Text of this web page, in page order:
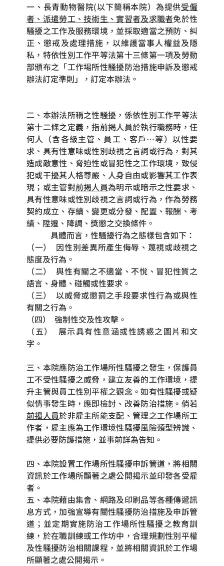
一、長青動物醫院(以下簡稱本院）為提供受僱
者、派遣勞工、技術生、實習者及求職者免於性
騷擾之工作及服務環境，並採取適當之預防、糾
正、懲戒及處理措施，以維護當事人權益及隱
私，特依性別工作平等法第十三條第一項及勞動
部頒布之「工作場所性騷擾防治措施申訴及懲戒
辦法訂定準則」，訂定本辦法。
二、本辦法所稱之性騷擾，係依性別工作平等法
第十二條之定義，指前揭人員於執行職務時，任
何人（含各級主管、員工、客戶…等）以性要
求、具有性意味或性別歧視之言詞或行為，對其
造成敵意性、脅迫性或冒犯性之工作環境，致侵
犯或干擾其人格尊嚴、人身自由或影響其工作表
現；或主管對前揭人員為明示或暗示之性要求、
具有性意味或性別歧視之言詞或行為，作為勞務
契約成立、存續、變更或分發、配置、報酬、考
績、陞遷、降調、獎懲之交換條件。
具體而言，性騷擾行為之態樣包含如下：
（一）  因性別差異所產生侮辱、蔑視或歧視之
態度及行為。
（二）  與性有關之不適當、不悅、冒犯性質之
語言、身體、碰觸或性要求。
（三）  以威脅或懲罰之手段要求性行為或與性
有關之行為。
（四）  強制性交及性攻擊。
（五）  展示具有性意涵或性誘惑之圖片和文
字。
三、本院應防治工作場所性騷擾之發生，保護員
工不受性騷擾之威脅，建立友善的工作環境，提
升主管與員工性別平權之觀念。如有性騷擾或疑
似情事發生時，應即檢討、改善防治措施。倘若
前揭人員於非雇主所能支配、管理之工作場所工
作者，雇主應為工作環境性騷擾風險類型辨識、
提供必要防護措施，並事前詳為告知。
四、本院設置工作場所性騷擾申訴管道，將相關
資訊於工作場所顯著之處公開揭示並印發各受雇
者。
五、本院藉由集會、網路及印刷品等各種傳遞訊
息方式，加強宣導有關性騷擾防治措施及申訴管
道；並定期實施防治工作場所性騷擾之教育訓
練，於在職訓練或工作坊中，合理規劃性別平權
及性騷擾防治相關課程，並將相關資訊於工作場
所顯著之處公開揭示。